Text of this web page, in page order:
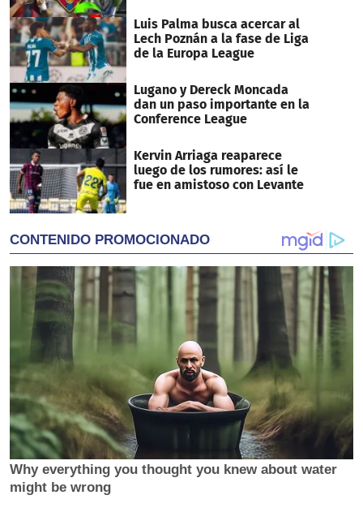
Luis Palma busca acercar al
Lech Poznán a la fase de Liga
de la Europa League
Lugano y Dereck Moncada
dan un paso importante en la
Conference League
Kervin Arriaga reaparece
luego de los rumores: así le
fue en amistoso con Levante